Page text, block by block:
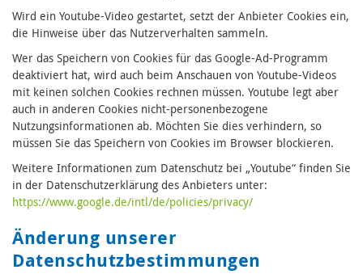
Wird ein Youtube-Video gestartet, setzt der Anbieter Cookies ein,
die Hinweise über das Nutzerverhalten sammeln.
Wer das Speichern von Cookies für das Google-Ad-Programm
deaktiviert hat, wird auch beim Anschauen von Youtube-Videos
mit keinen solchen Cookies rechnen müssen. Youtube legt aber
auch in anderen Cookies nicht-personenbezogene
Nutzungsinformationen ab. Möchten Sie dies verhindern, so
müssen Sie das Speichern von Cookies im Browser blockieren.
Weitere Informationen zum Datenschutz bei „Youtube“ finden Sie
in der Datenschutzerklärung des Anbieters unter:
https://www.google.de/intl/de/policies/privacy/
Änderung unserer
Datenschutzbestimmungen